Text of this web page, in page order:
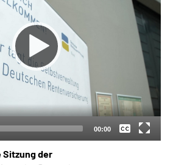
(DGS)
Mein Kundenportal 00:00
Deutsch
Sitzung der